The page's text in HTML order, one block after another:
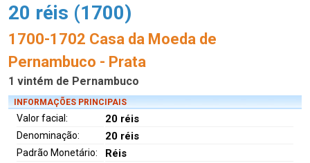
20 réis (1700)
1700-1702 Casa da Moeda de
Pernambuco - Prata
1 vintém de Pernambuco
INFORMAÇÕES PRINCIPAIS
Valor facial: 20 réis
Denominação: 20 réis
Padrão Monetário: Réis